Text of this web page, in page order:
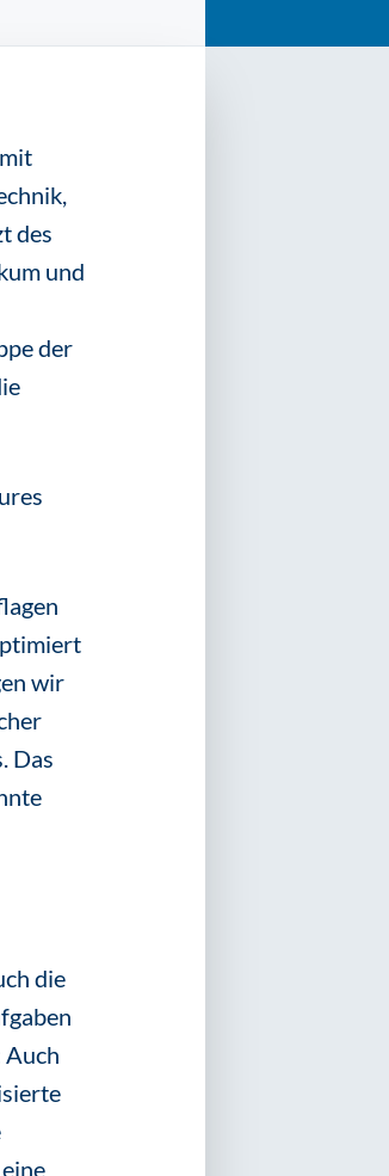
des
und
der
wir
Das
die
Auch